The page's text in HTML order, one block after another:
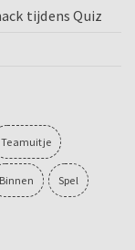
tijdens Quiz
Teamuitje
Binnen Spel